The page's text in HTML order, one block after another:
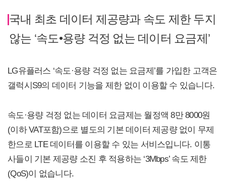
국내 최초 데이터 제공량과 속도 제한 두지
않는 ‘속도•용량 걱정 없는 데이터 요금제’
LG유플러스 ‘속도·용량 걱정 없는 요금제’를 가입한 고객은
갤럭시S9의 데이터 기능을 제한 없이 이용할 수 있습니다.
속도·용량 걱정 없는 데이터 요금제는 월정액 8만 8000원
(이하 VAT포함)으로 별도의 기본 데이터 제공량 없이 무제
한으로 LTE 데이터를 이용할 수 있는 서비스입니다. 이통
사들이 기본 제공량 소진 후 적용하는 ‘3Mbps’ 속도 제한
(QoS)이 없습니다.